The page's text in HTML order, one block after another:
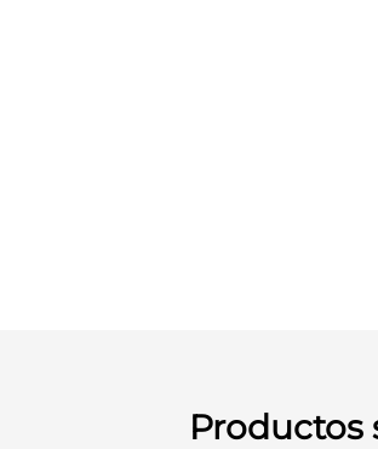
Productos